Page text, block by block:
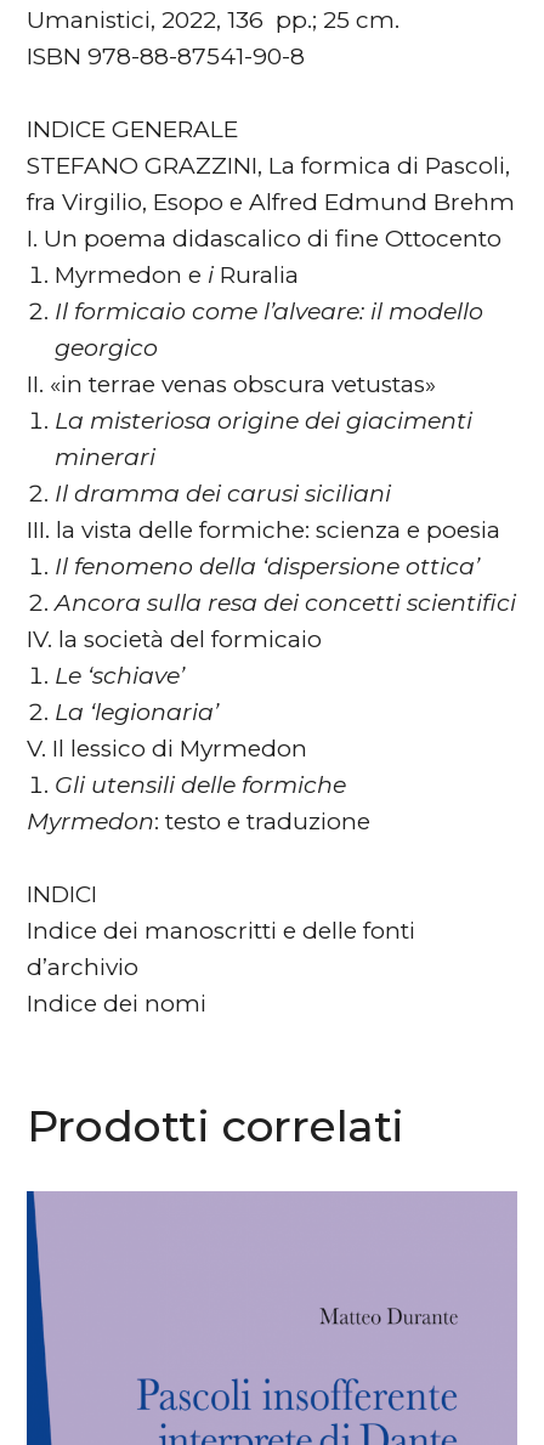
Umanistici, 2022, 136 pp.; 25 cm.
ISBN 978-88-87541-90-8
INDICE GENERALE
STEFANO GRAZZINI, La formica di Pascoli,
fra Virgilio, Esopo e Alfred Edmund Brehm
I. Un poema didascalico di fine Ottocento
Myrmedon e i Ruralia
Il formicaio come l’alveare: il modello
georgico
II. «in terrae venas obscura vetustas»
La misteriosa origine dei giacimenti
minerari
Il dramma dei carusi siciliani
III. la vista delle formiche: scienza e poesia
Il fenomeno della ‘dispersione ottica’
Ancora sulla resa dei concetti scientifici
IV. la società del formicaio
Le ‘schiave’
La ‘legionaria’
V. Il lessico di Myrmedon
Gli utensili delle formiche
Myrmedon: testo e traduzione
INDICI
Indice dei manoscritti e delle fonti
d’archivio
Indice dei nomi
Prodotti correlati